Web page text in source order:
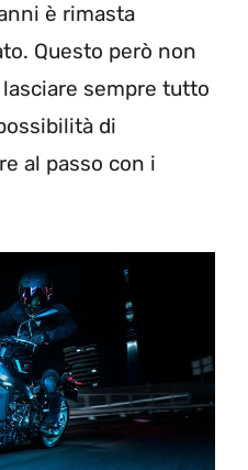
è rimasta
Questo però non
sempre tutto
di
al passo con i